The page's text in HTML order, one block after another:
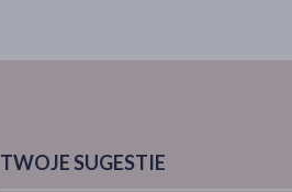
TWOJE SUGESTIE